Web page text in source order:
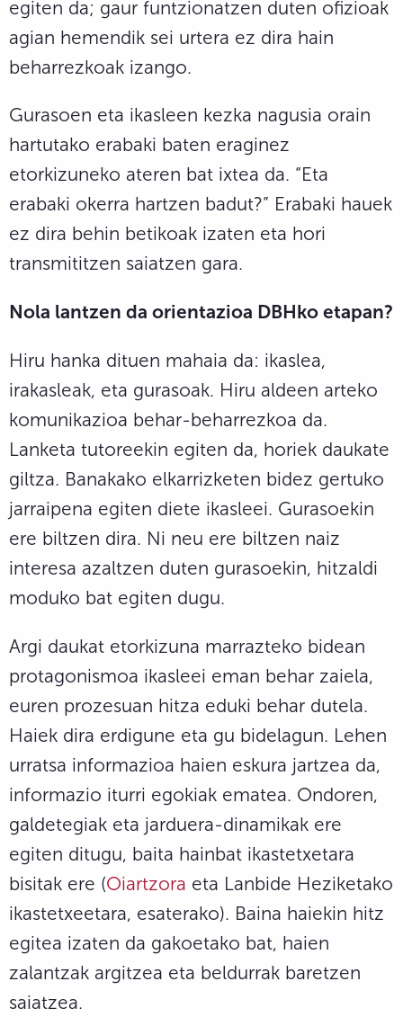
egiten da; gaur funtzionatzen duten ofizioak
agian hemendik sei urtera ez dira hain
beharrezkoak izango.
Gurasoen eta ikasleen kezka nagusia orain
hartutako erabaki baten eraginez
etorkizuneko ateren bat ixtea da. “Eta
erabaki okerra hartzen badut?” Erabaki hauek
ez dira behin betikoak izaten eta hori
transmititzen saiatzen gara.
Nola lantzen da orientazioa DBHko etapan?
Hiru hanka dituen mahaia da: ikaslea,
irakasleak, eta gurasoak. Hiru aldeen arteko
komunikazioa behar-beharrezkoa da.
Lanketa tutoreekin egiten da, horiek daukate
giltza. Banakako elkarrizketen bidez gertuko
jarraipena egiten diete ikasleei. Gurasoekin
ere biltzen dira. Ni neu ere biltzen naiz
interesa azaltzen duten gurasoekin, hitzaldi
moduko bat egiten dugu.
Argi daukat etorkizuna marrazteko bidean
protagonismoa ikasleei eman behar zaiela,
euren prozesuan hitza eduki behar dutela.
Haiek dira erdigune eta gu bidelagun. Lehen
urratsa informazioa haien eskura jartzea da,
informazio iturri egokiak ematea. Ondoren,
galdetegiak eta jarduera-dinamikak ere
egiten ditugu, baita hainbat ikastetxetara
bisitak ere (Oiartzora eta Lanbide Heziketako
ikastetxeetara, esaterako). Baina haiekin hitz
egitea izaten da gakoetako bat, haien
zalantzak argitzea eta beldurrak baretzen
saiatzea.